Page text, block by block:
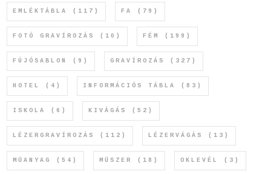
EMLÉKTÁBLA (117) FA (79)
FOTÓ GRAVÍROZÁS (10) FÉM (199)
FÚJÓSABLON (9) GRAVÍROZÁS (327)
HOTEL (4) INFORMÁCIÓS TÁBLA (83)
ISKOLA (6) KIVÁGÁS (52)
LÉZERGRAVÍROZÁS (112) LÉZERVÁGÁS (13)
MŰANYAG (54) MŰSZER (18) OKLEVÉL (3)